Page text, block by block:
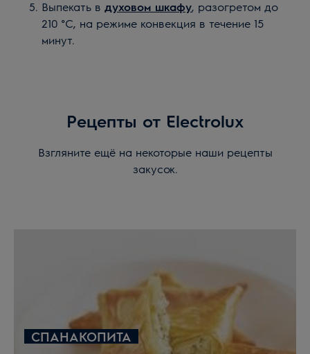
Выпекать в духовом шкафу, разогретом до
210 °С, на режиме конвекция в течение 15
минут.
Рецепты от Electrolux
Взгляните ещё на некоторые наши рецепты
закусок.
СПАНАКОПИТА